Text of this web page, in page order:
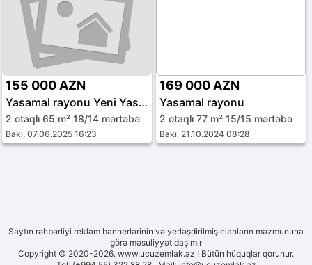
155 000 AZN
Yasamal rayonu Yeni Yasamal qəs.
2 otaqlı 65 m² 18/14 mərtəbə
Bakı, 07.06.2025 16:23
169 000 AZN
Yasamal rayonu
2 otaqlı 77 m² 15/15 mərtəbə
Bakı, 21.10.2024 08:28
Saytın rəhbərliyi reklam bannerlərinin və yerləşdirilmiş elanların məzmununa
görə məsuliyyət daşımır
Copyright © 2020-2026. www.ucuzemlak.az ! Bütün hüquqlar qorunur.